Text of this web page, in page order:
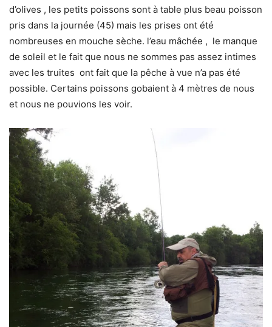
d’olives , les petits poissons sont à table plus beau poisson
pris dans la journée (45) mais les prises ont été
nombreuses en mouche sèche. l’eau mâchée , le manque
de soleil et le fait que nous ne sommes pas assez intimes
avec les truites ont fait que la pêche à vue n’a pas été
possible. Certains poissons gobaient à 4 mètres de nous
et nous ne pouvions les voir.